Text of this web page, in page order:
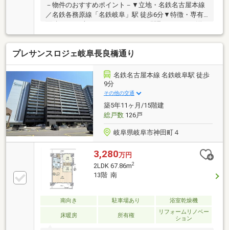
－物件のおすすめポイント－▼立地・名鉄名古屋本線
／名鉄各務原線「名鉄岐阜」駅 徒歩6分▼特徴・専有
室1室は2面採光設計・調理に集中しやすい壁付キッチ
ン採用・LDK上部に造作ベッドを設置・全居室に収納
スペース有・浴室・洗面室・トイレは換気窓付▼周辺
環境・スーパー「パレマルシェ名鉄岐阜店」徒歩8分
(約610m)・溝旗公園 徒歩4分(約290m)・ファミリーマ
ート新岐阜駅北店 徒歩6分(約420m)■ ご希望の住まい
探しをお手伝いします ━━━━━・・・物件の詳細・
ご相談はお気軽にお問い合わせください。
プレサンスロジェ岐阜長良橋通り
名鉄名古屋本線 名鉄岐阜駅 徒歩
9分
その他の交通
築5年11ヶ月/15階建
総戸数126戸
岐阜県岐阜市神田町４
3,280万円
2LDK 67.86m2
13階 南
南向き 駐車場あり 浴室乾燥機
床暖房 所有権
リフォームリノベー
ション